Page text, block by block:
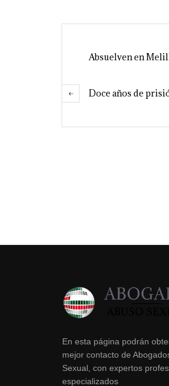
Absuelven en
Doce años de
En esta página podrán
mejor contacto de
Sexual, con expertos
especializados